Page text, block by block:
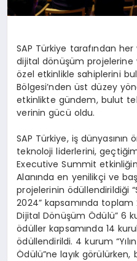
SAP Türkiye tarafından her
dijital dönüşüm projelerine
özel etkinlikle sahiplerini
Bölgesi’nden üst düzey
etkinlikte gündem, bulut
verinin gücü oldu.
SAP Türkiye, iş
teknoloji liderlerini,
Executive Summit
Alanında en yenilikçi ve
projelerinin ödüllendirildiği
2024” kapsamında toplam
Dijital Dönüşüm Ödülü” 6
ödüller kapsamında 14
ödüllendirildi. 4 kurum
Ödülü”ne layık görülürken,